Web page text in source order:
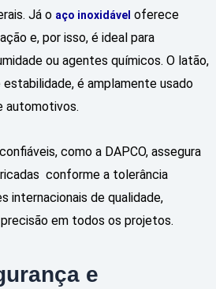
Já o aço inoxidável oferece
e, por isso, é ideal para
ou agentes químicos. O latão,
é amplamente usado
automotivos.
como a DAPCO, assegura
conforme a tolerância
internacionais de qualidade,
em todos os projetos.
e